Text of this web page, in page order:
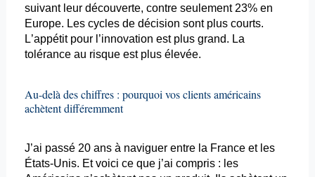
suivant leur découverte, contre seulement 23% en
Europe. Les cycles de décision sont plus courts.
L’appétit pour l’innovation est plus grand. La
tolérance au risque est plus élevée.
Au-delà des chiffres : pourquoi vos clients américains
achètent différemment
J’ai passé 20 ans à naviguer entre la France et les
États-Unis. Et voici ce que j’ai compris : les